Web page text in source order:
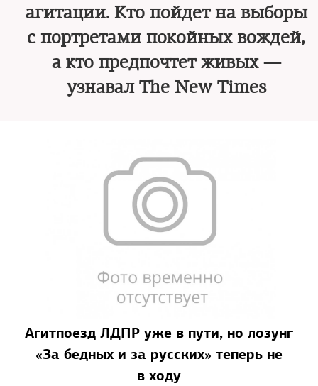
агитации. Кто пойдет на выборы
с портретами покойных вождей,
а кто предпочтет живых —
узнавал The New Times
Агитпоезд ЛДПР уже в пути, но лозунг
«За бедных и за русских» теперь не
в ходу